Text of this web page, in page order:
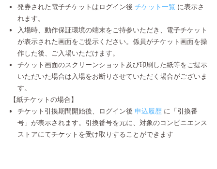
発券された電子チケットはログイン後 チケット一覧 に表示さ
れます。
入場時、動作保証環境の端末をご持参いただき、電子チケット
が表示された画面をご提示ください。係員がチケット画面を操
作した後、ご入場いただけます。
チケット画面のスクリーンショット及び印刷した紙等をご提示
いただいた場合は入場をお断りさせていただく場合がございま
す。
【紙チケットの場合】
チケット引換期間開始後、ログイン後 申込履歴 に「引換番
号」が表示されます。引換番号を元に、対象のコンビニエンス
ストアにてチケットを受け取りすることができます